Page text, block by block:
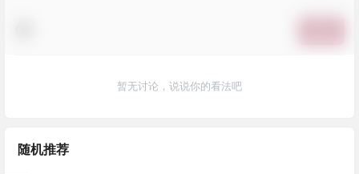
暂无讨论，说说你的看法吧
随机推荐